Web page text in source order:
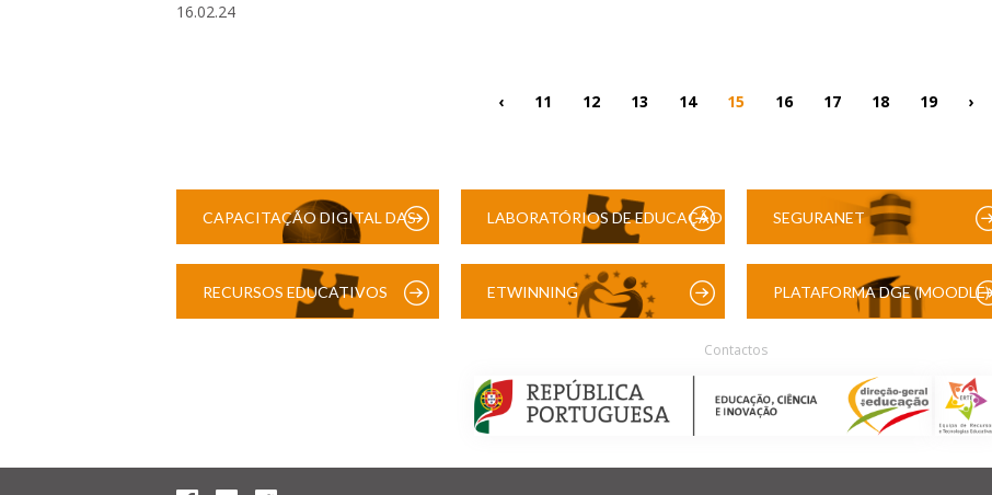
16.02.24
‹ 11 12 13 14 15 16 17 18 19 ›
CAPACITAÇÃO DIGITAL DAS LABORATÓRIOS DE EDUCAÇÃO SEGURANET
RECURSOS EDUCATIVOS ETWINNING PLATAFORMA DGE (MOODLE)
Contactos